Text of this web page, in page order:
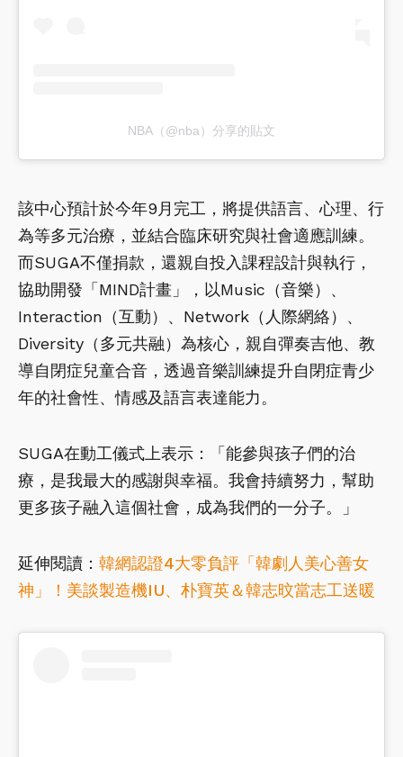
NBA（@nba）分享的貼文
該中心預計於今年9月完工，將提供語言、心理、行
為等多元治療，並結合臨床研究與社會適應訓練。
而SUGA不僅捐款，還親自投入課程設計與執行，
協助開發「MIND計畫」，以Music（音樂）、
Interaction（互動）、Network（人際網絡）、
Diversity（多元共融）為核心，親自彈奏吉他、教
導自閉症兒童合音，透過音樂訓練提升自閉症青少
年的社會性、情感及語言表達能力。
SUGA在動工儀式上表示：「能參與孩子們的治
療，是我最大的感謝與幸福。我會持續努力，幫助
更多孩子融入這個社會，成為我們的一分子。」
延伸閱讀： 韓網認證4大零負評「韓劇人美心善女
神」！美談製造機IU、朴寶英＆韓志旼當志工送暖